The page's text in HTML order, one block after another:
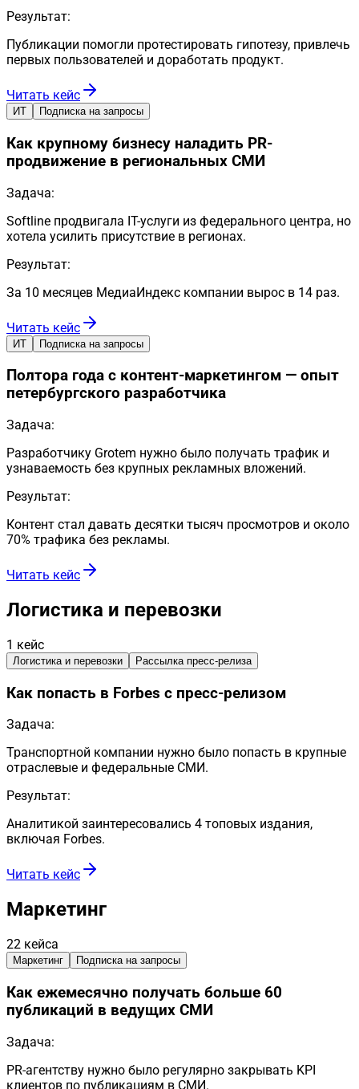
Результат:
Публикации помогли протестировать гипотезу, привлечь
первых пользователей и доработать продукт.
Читать кейс
ИТ Подписка на запросы
Как крупному бизнесу наладить PR-
продвижение в региональных СМИ
Задача:
Softline продвигала IT-услуги из федерального центра, но
хотела усилить присутствие в регионах.
Результат:
За 10 месяцев МедиаИндекс компании вырос в 14 раз.
Читать кейс
ИТ Подписка на запросы
Полтора года с контент-маркетингом — опыт
петербургского разработчика
Задача:
Разработчику Grotem нужно было получать трафик и
узнаваемость без крупных рекламных вложений.
Результат:
Контент стал давать десятки тысяч просмотров и около
70% трафика без рекламы.
Читать кейс
Логистика и перевозки
1 кейс
Логистика и перевозки Рассылка пресс-релиза
Как попасть в Forbes с пресс-релизом
Задача:
Транспортной компании нужно было попасть в крупные
отраслевые и федеральные СМИ.
Результат:
Аналитикой заинтересовались 4 топовых издания,
включая Forbes.
Читать кейс
Маркетинг
22 кейса
Маркетинг Подписка на запросы
Как ежемесячно получать больше 60
публикаций в ведущих СМИ
Задача:
PR-агентству нужно было регулярно закрывать KPI
клиентов по публикациям в СМИ.